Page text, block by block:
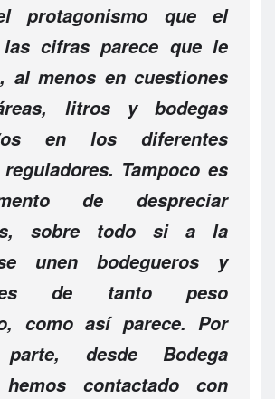
protagonismo que el
cifras parece que le
al menos en cuestiones
litros y bodegas
os en los diferentes
Tampoco es
de despreciar
sobre todo si a la
unen bodegueros y
de tanto peso
como así parece. Por
desde Bodega
hemos contactado con